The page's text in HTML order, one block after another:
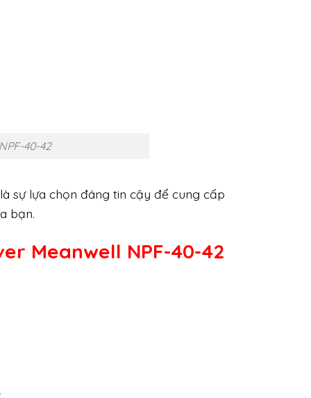
40-42
sự lựa chọn đáng tin cậy để cung cấp
bạn.
Meanwell NPF-40-42